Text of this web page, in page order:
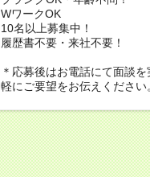
WワークOK
10名以上募集中！
履歴書不要・来社不要！
＊応募後はお電話にて面談
軽にご要望をお伝えください